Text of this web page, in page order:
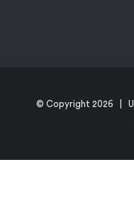
© Copyright 2026 |